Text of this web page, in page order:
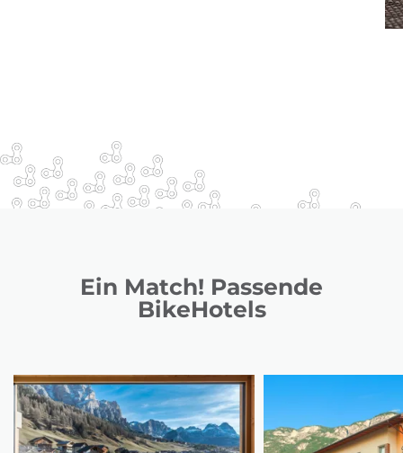
Ein Match! Passende
BikeHotels